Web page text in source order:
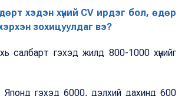
хэдэн хүний CV ирдэг бол, өдөр
зохицуулдаг вэ?
салбарт гэхэд жилд 800-1000 хүнийг
Японд гэхэд 6000, дэлхий дахинд 600